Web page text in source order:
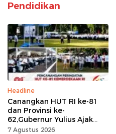
Pendidikan
Headline
Canangkan HUT RI ke-81
dan Provinsi ke-
62,Gubernur Yulius Ajak
Seluruh Masyarakat
7 Agustus 2026